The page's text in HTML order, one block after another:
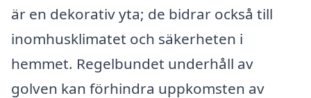
är en dekorativ yta; de bidrar också till
inomhusklimatet och säkerheten i
hemmet. Regelbundet underhåll av
golven kan förhindra uppkomsten av